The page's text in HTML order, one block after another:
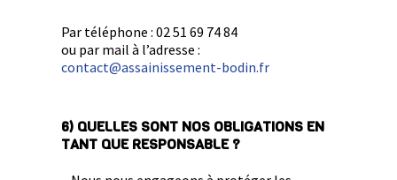
Par téléphone : 02 51 69 74 84
ou par mail à l’adresse :
contact@assainissement-bodin.fr
6) QUELLES SONT NOS OBLIGATIONS EN
TANT QUE RESPONSABLE ?